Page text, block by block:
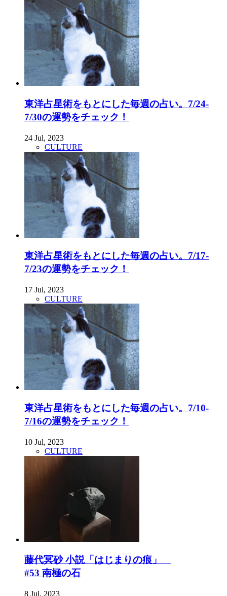
東洋占星術をもとにした毎週の占い。7/24-
7/30の運勢をチェック！
24 Jul, 2023
CULTURE
東洋占星術をもとにした毎週の占い。7/17-
7/23の運勢をチェック！
17 Jul, 2023
CULTURE
東洋占星術をもとにした毎週の占い。7/10-
7/16の運勢をチェック！
10 Jul, 2023
CULTURE
藤代冥砂 小説「はじまりの痕」
#53 南極の石
8 Jul, 2023